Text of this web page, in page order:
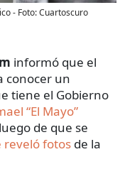
- Foto:Cuartoscuro
informó que el
conocer un
tiene el Gobierno
“El Mayo”
de que se
fotos de la